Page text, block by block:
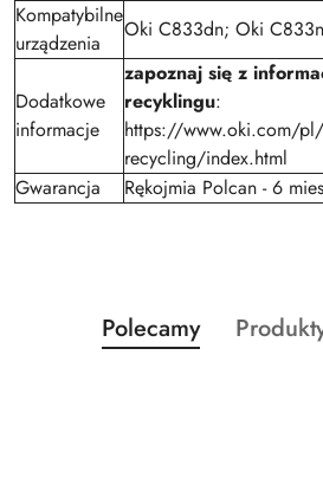
Kompatybilne
urządzenia
Oki C833dn; Oki
Dodatkowe
informacje
zapoznaj się z
recyklingu:
https://www.oki.com/
recycling/index.html
Gwarancja
Rękojmia Polcan - 6
Pomiń karuzelę produktów
Produkty
o
Polecamy